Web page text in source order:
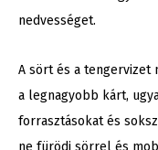
nedvességet.
A sört és a tengervizet
a legnagyobb kárt,
forrasztásokat és